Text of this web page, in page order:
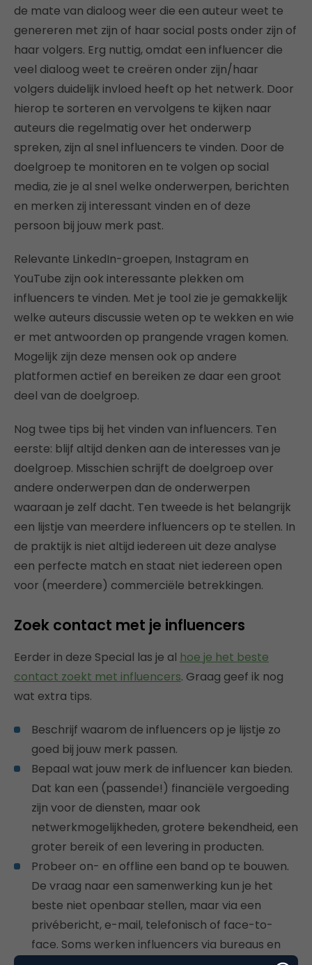
de mate van dialoog weer die een auteur weet te
genereren met zijn of haar social posts onder zijn of
haar volgers. Erg nuttig, omdat een influencer die
veel dialoog weet te creëren onder zijn/haar
volgers duidelijk invloed heeft op het netwerk. Door
hierop te sorteren en vervolgens te kijken naar
auteurs die regelmatig over het onderwerp
spreken, zijn al snel influencers te vinden. Door de
doelgroep te monitoren en te volgen op social
media, zie je al snel welke onderwerpen, berichten
en merken zij interessant vinden en of deze
persoon bij jouw merk past.
Relevante LinkedIn-groepen, Instagram en
YouTube zijn ook interessante plekken om
influencers te vinden. Met je tool zie je gemakkelijk
welke auteurs discussie weten op te wekken en wie
er met antwoorden op prangende vragen komen.
Mogelijk zijn deze mensen ook op andere
platformen actief en bereiken ze daar een groot
deel van de doelgroep.
Nog twee tips bij het vinden van influencers. Ten
eerste: blijf altijd denken aan de interesses van je
doelgroep. Misschien schrijft de doelgroep over
andere onderwerpen dan de onderwerpen
waaraan je zelf dacht. Ten tweede is het belangrijk
een lijstje van meerdere influencers op te stellen. In
de praktijk is niet altijd iedereen uit deze analyse
een perfecte match en staat niet iedereen open
voor (meerdere) commerciële betrekkingen.
Zoek contact met je influencers
Eerder in deze Special las je al hoe je het beste
contact zoekt met influencers. Graag geef ik nog
wat extra tips.
Beschrijf waarom de influencers op je lijstje zo
goed bij jouw merk passen.
Bepaal wat jouw merk de influencer kan bieden.
Dat kan een (passende!) financiële vergoeding
zijn voor de diensten, maar ook
netwerkmogelijkheden, grotere bekendheid, een
groter bereik of een levering in producten.
Probeer on- en offline een band op te bouwen.
De vraag naar een samenwerking kun je het
beste niet openbaar stellen, maar via een
privébericht, e-mail, telefonisch of face-to-
face. Soms werken influencers via bureaus en